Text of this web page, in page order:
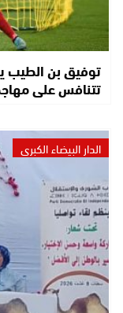
توفيق بن الطيب
تتنافس على
الدار البيضاء الكبرى